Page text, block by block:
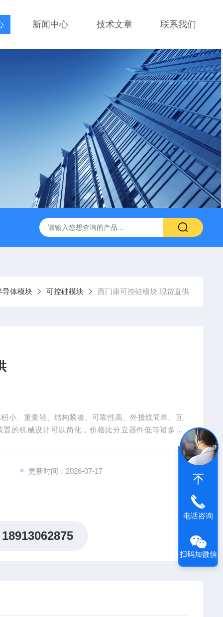
新闻中心 技术文章 联系我们
导体模块 可控硅模块 西门康可控硅模块 现货直供
小、重量轻、结构紧凑、可靠性高、外接线简单、互
的机械设计可以简化，价格比分立器件低等诸多优
的热捧，并因此得到长足发展。西门康可控硅模块 现
更新时间：2026-07-17
18913062875
电话咨询
扫码加微信